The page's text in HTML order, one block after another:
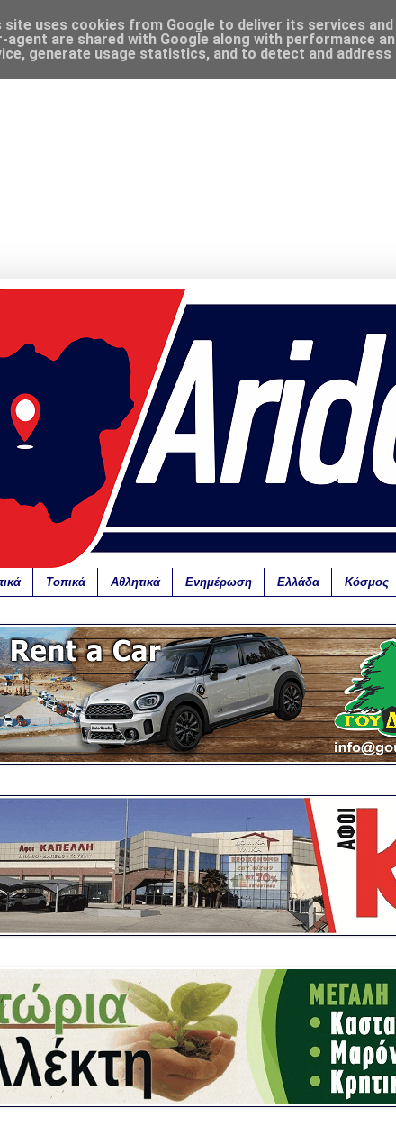
Τοπικά Αθλητικά Ενημέρωση Ελλάδα Κόσμος
site uses cookies from Google to deliver its services
agent are shared with Google along with performance
generate usage statistics, and to detect and address